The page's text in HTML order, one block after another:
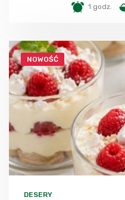
1 godz.
NOWOŚĆ
DESERY